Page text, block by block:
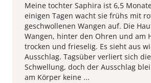
Meine tochter Saphira ist 6,5
einigen Tagen wacht sie frühs mit
geschwollenen Wangen auf. Die
Wangen, hinter den Ohren und am
trocken und frieselig. Es sieht aus
Ausschlag. Tagsüber verliert sich
Schwellung, doch der Ausschlag
am Körper keine ...